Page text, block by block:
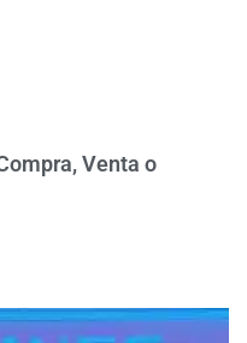
Venta o